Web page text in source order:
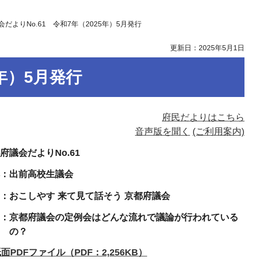
だよりNo.61 令和7年（2025年）5月発行
更新日：2025年5月1日
5月発行
府民だよりはこちら
音声版を聞く (ご利用案内)
議会だよりNo.61
出前高校生議会
：おこしやす 来て見て話そう 京都府議会
：京都府議会の定例会はどんな流れで議論が行われている
の？
PDFファイル（PDF：2,256KB）